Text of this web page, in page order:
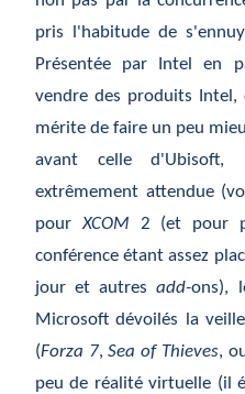
pris l'habitude de
Présentée par Intel en
vendre des produits Intel,
mérite de faire un peu
avant celle
extrêmement attendue
pourXCOM 2 (et pour
conférence étant assez
jour et autresadd-ons),
Microsoft dévoilés la
(Forza 7,Sea of Thieves,
peu de réalité virtuelle (il